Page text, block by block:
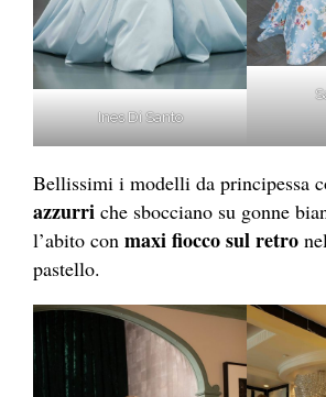
Ines Di Santo
Bellissimi i modelli da principessa
azzurri che sbocciano su gonne
l’abito con maxi fiocco sul retro
pastello.